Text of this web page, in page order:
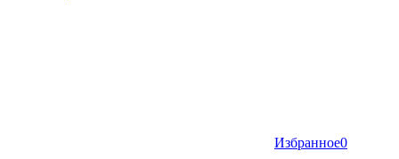
Избранное0